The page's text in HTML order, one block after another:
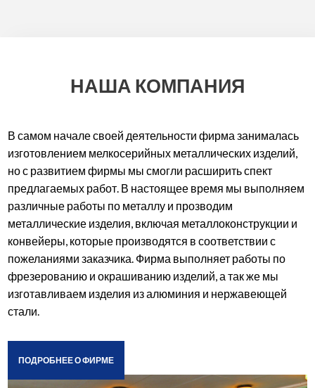
ШЛИФОВАЛЬНАЯ И
СВЕРЛИЛЬНАЯ
НАША КОМПАНИЯ
В самом начале своей деятельности фирма занималась
изготовлением мелкосерийных металлических изделий,
но с развитием фирмы мы смогли расширить спект
предлагаемых работ. В настоящее время мы выполняем
различные работы по металлу и прозводим
металлические изделия, включая металлоконструкции и
конвейеры, которые производятся в соответствии с
пожеланиями заказчика. Фирма выполняет работы по
фрезерованию и окрашиванию изделий, а так же мы
изготавливаем изделия из алюминия и нержавеющей
стали.
ПОДРОБНЕЕ О ФИРМЕ